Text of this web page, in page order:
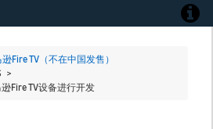
Fire TV（不在中国发售）
>
Fire TV设备进行开发